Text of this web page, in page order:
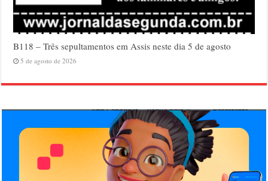
B118 – Três sepultamentos em Assis neste dia 5 de agosto
5 de agosto de 2026